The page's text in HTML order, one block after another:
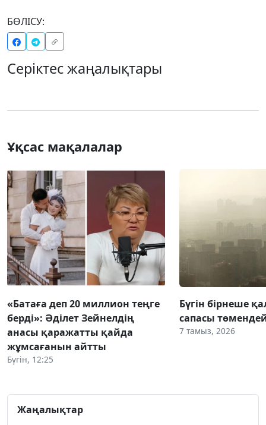
БӨЛІСУ:
Серіктес жаңалықтары
Ұқсас мақалалар
«Батаға деп 20 миллион теңге
берді»: Әділет Зейнелдің
анасы қаражатты қайда
жұмсағанын айтты
Бүгін, 12:25
Бүгін бірнеше
сапасы
7 тамыз, 2026
Жаңалықтар